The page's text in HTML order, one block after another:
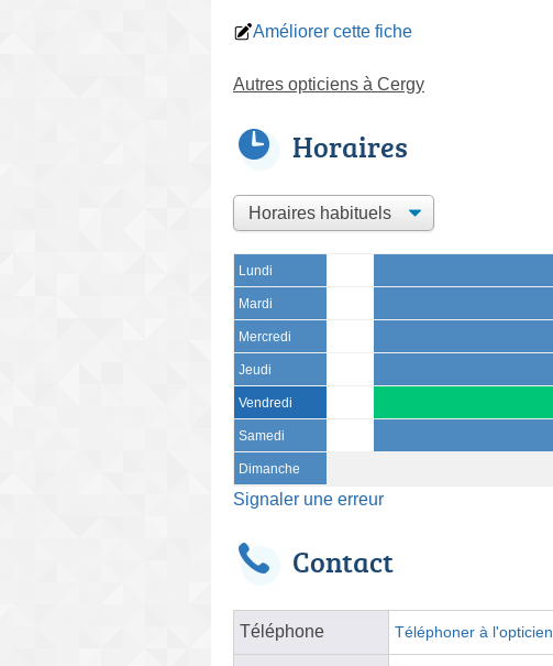
Améliorer cette fiche
Autres opticiens à Cergy
Horaires
Lundi
Mardi
Mercredi
Jeudi
Vendredi
Samedi
Dimanche
Signaler une erreur
Contact
Téléphone Téléphoner à l'opticien